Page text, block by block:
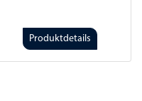
Produktdetails